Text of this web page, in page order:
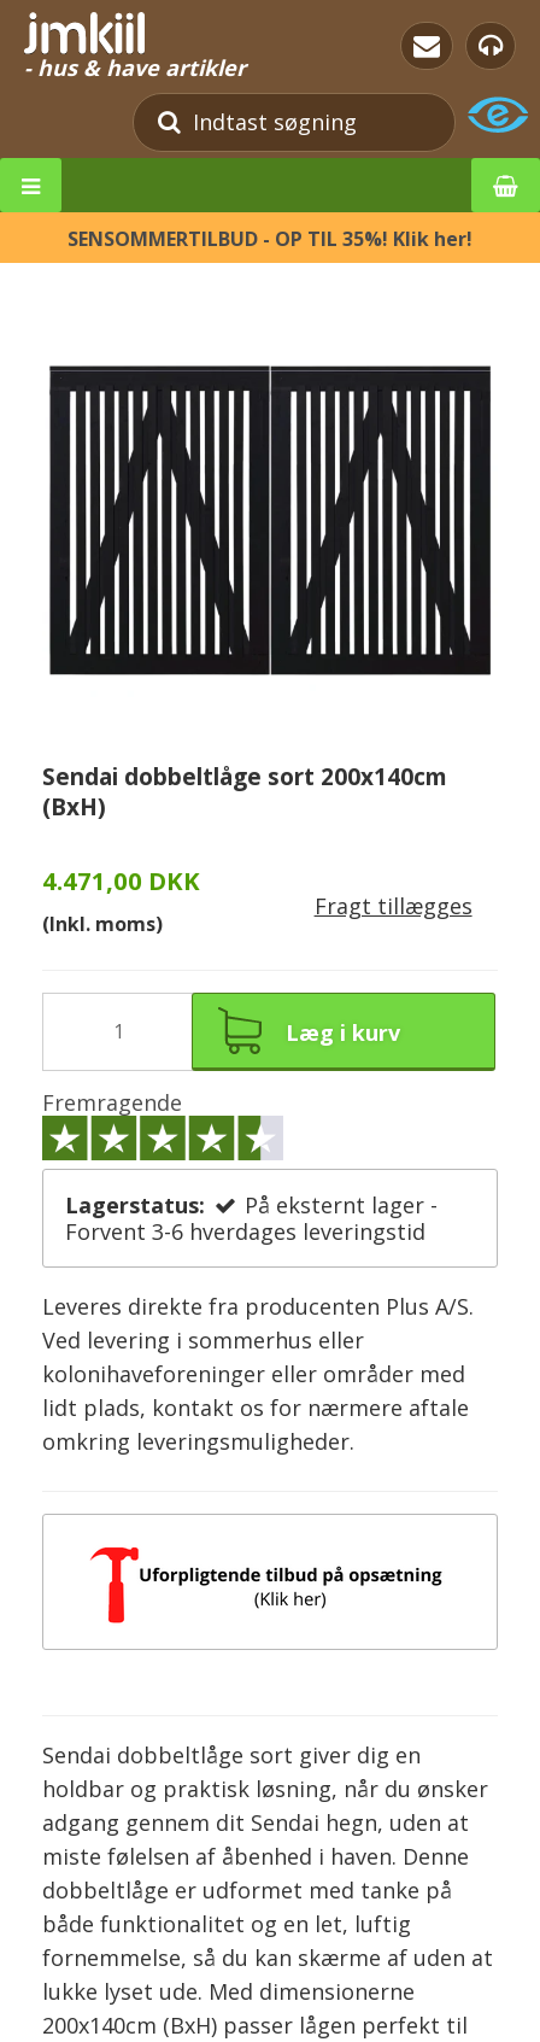
- hus & have artikler
SENSOMMERTILBUD - OP TIL 35%! Klik her!
Sendai dobbeltlåge sort 200x140cm
(BxH)
4.471,00 DKK
(Inkl. moms)
Fragt tillægges
Læg i kurv
Fremragende
Lagerstatus:
På eksternt lager -
Forvent 3-6 hverdages leveringstid
Leveres direkte fra producenten Plus A/S.
Ved levering i sommerhus eller
kolonihaveforeninger eller områder med
lidt plads, kontakt os for nærmere aftale
omkring leveringsmuligheder.
Sendai dobbeltlåge sort giver dig en
holdbar og praktisk løsning, når du ønsker
adgang gennem dit Sendai hegn, uden at
miste følelsen af åbenhed i haven. Denne
dobbeltlåge er udformet med tanke på
både funktionalitet og en let, luftig
fornemmelse, så du kan skærme af uden at
lukke lyset ude. Med dimensionerne
200x140cm (BxH) passer lågen perfekt til